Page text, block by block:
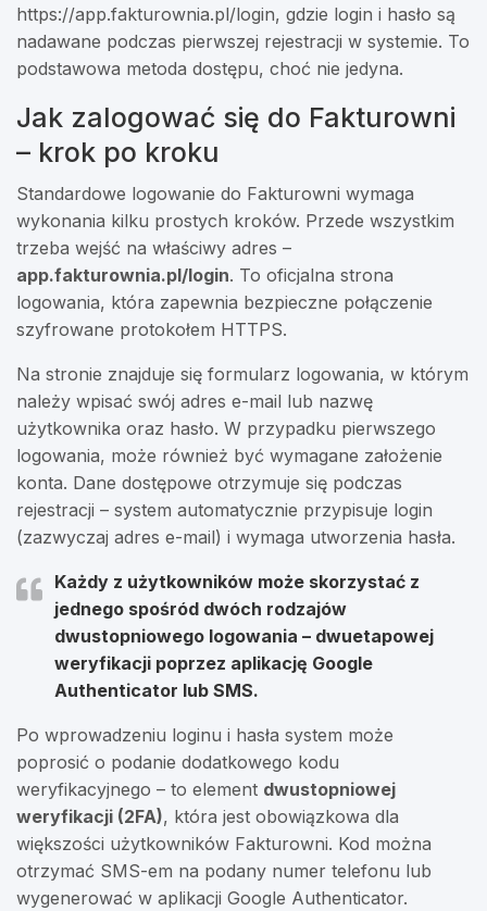
https://app.fakturownia.pl/login, gdzie login i hasło są
nadawane podczas pierwszej rejestracji w systemie. To
podstawowa metoda dostępu, choć nie jedyna.
Jak zalogować się do Fakturowni
– krok po kroku
Standardowe logowanie do Fakturowni wymaga
wykonania kilku prostych kroków. Przede wszystkim
trzeba wejść na właściwy adres –
app.fakturownia.pl/login. To oficjalna strona
logowania, która zapewnia bezpieczne połączenie
szyfrowane protokołem HTTPS.
Na stronie znajduje się formularz logowania, w którym
należy wpisać swój adres e-mail lub nazwę
użytkownika oraz hasło. W przypadku pierwszego
logowania, może również być wymagane założenie
konta. Dane dostępowe otrzymuje się podczas
rejestracji – system automatycznie przypisuje login
(zazwyczaj adres e-mail) i wymaga utworzenia hasła.
Każdy z użytkowników może skorzystać z
jednego spośród dwóch rodzajów
dwustopniowego logowania – dwuetapowej
weryfikacji poprzez aplikację Google
Authenticator lub SMS.
Po wprowadzeniu loginu i hasła system może
poprosić o podanie dodatkowego kodu
weryfikacyjnego – to element dwustopniowej
weryfikacji (2FA), która jest obowiązkowa dla
większości użytkowników Fakturowni. Kod można
otrzymać SMS-em na podany numer telefonu lub
wygenerować w aplikacji Google Authenticator.